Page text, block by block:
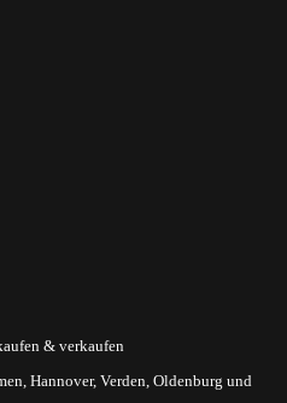
& verkaufen
Hannover, Verden, Oldenburg und